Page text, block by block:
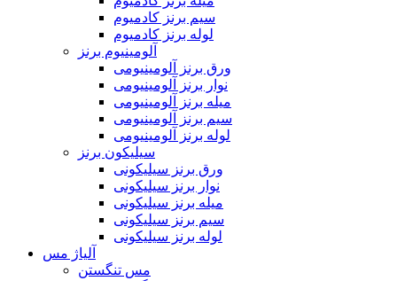
سیم برنز کادمیوم
لوله برنز کادمیوم
آلومینیوم برنز
ورق برنز آلومینیومی
نوار برنز آلومینیومی
میله برنز آلومینیومی
سیم برنز آلومینیومی
لوله برنز آلومینیومی
سیلیکون برنز
ورق برنز سیلیکونی
نوار برنز سیلیکونی
میله برنز سیلیکونی
سیم برنز سیلیکونی
لوله برنز سیلیکونی
آلیاژ مس
مس تنگستن